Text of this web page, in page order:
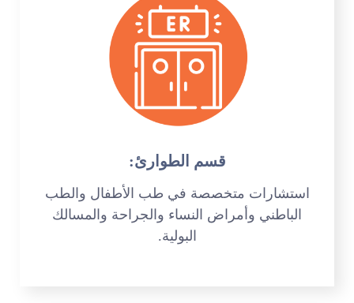
قسم الطوارئ:
استشارات متخصصة في طب الأطفال والطب
الباطني وأمراض النساء والجراحة والمسالك
البولية.